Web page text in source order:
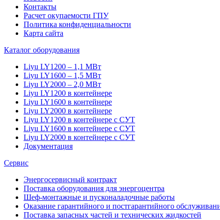
Контакты
Расчет окупаемости ГПУ
Политика конфиденциальности
Карта сайта
Каталог оборудования
Liyu LY1200 – 1,1 МВт
Liyu LY1600 – 1,5 МВт
Liyu LY2000 – 2,0 МВт
Liyu LY1200 в контейнере
Liyu LY1600 в контейнере
Liyu LY2000 в контейнере
Liyu LY1200 в контейнере с СУТ
Liyu LY1600 в контейнере с СУТ
Liyu LY2000 в контейнере с СУТ
Документация
Сервис
Энергосервисный контракт
Поставка оборудования для энергоцентра
Шеф-монтажные и пусконаладочные работы
Оказание гарантийного и постгарантийного
Поставка запасных частей и технических жидкостей